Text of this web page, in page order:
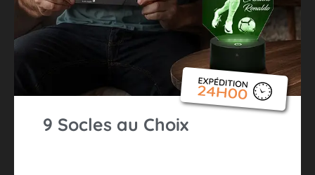
9 Socles au Choix